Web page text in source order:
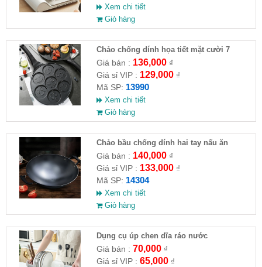
Xem chi tiết
Giỏ hàng
Chảo chống dính họa tiết mặt cười 7
khuôn
Giá bán : 136,000₫
Giá sỉ VIP : 129,000₫
Mã SP: 13990
Xem chi tiết
Giỏ hàng
Chảo bầu chống dính hai tay nấu ăn
Giá bán : 140,000₫
Giá sỉ VIP : 133,000₫
Mã SP: 14304
Xem chi tiết
Giỏ hàng
Dụng cụ úp chen dĩa ráo nước
Giá bán : 70,000₫
Giá sỉ VIP : 65,000₫